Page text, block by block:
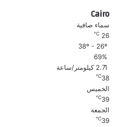
Cairo
سماء صافية
26
℃
69%
2.71 كيلومتر/ساعة
38
℃
الخميس
39
℃
الجمعة
39
℃